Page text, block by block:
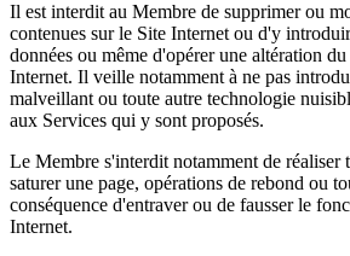
Il est interdit au Membre de supprimer ou
contenues sur le Site Internet ou d'y
données ou même d'opérer une altération
Internet. Il veille notamment à ne pas
malveillant ou toute autre technologie
aux Services qui y sont proposés.
Le Membre s'interdit notamment de réaliser
saturer une page, opérations de rebond ou
conséquence d'entraver ou de fausser le
Internet.